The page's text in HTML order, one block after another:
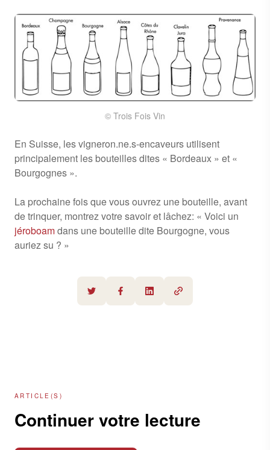
© Trois Fois Vin
En Suisse, les vigneron.ne.s-encaveurs utilisent
principalement les bouteilles dites « Bordeaux » et «
Bourgognes ».
La prochaine fois que vous ouvrez une bouteille, avant
de trinquer, montrez votre savoir et lâchez: « Voici un
jéroboamdans une bouteille dite Bourgogne, vous
auriez su ? »
ARTICLE(S)
Continuer votre lecture